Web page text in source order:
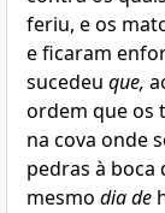
feriu, e os
e ficaram
sucedeu que,
ordem que os
na cova onde
pedras à boca
mesmo dia de